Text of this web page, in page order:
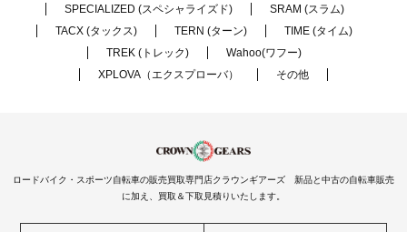
SPECIALIZED (スペシャライズド)
SRAM (スラム)
TACX (タックス)
TERN (ターン)
TIME (タイム)
TREK (トレック)
Wahoo(ワフー)
XPLOVA（エクスプローバ）
その他
ロードバイク・スポーツ自転車の販売買取専門店クラウンギアーズ 新品と中古の自転車販売
に加え、買取＆下取見積りいたします。